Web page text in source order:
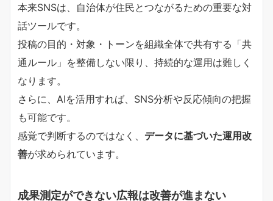
本来SNSは、自治体が住民とつながるための重要な対
話ツールです。
投稿の目的・対象・トーンを組織全体で共有する「共
通ルール」を整備しない限り、持続的な運用は難しく
なります。
さらに、AIを活用すれば、SNS分析や反応傾向の把握
も可能です。
感覚で判断するのではなく、 データに基づいた運用改
善が求められています。
成果測定ができない広報は改善が進まない